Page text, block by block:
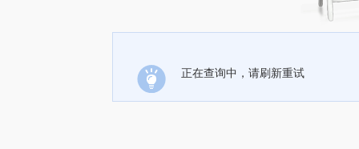
正在查询中，请刷新重试